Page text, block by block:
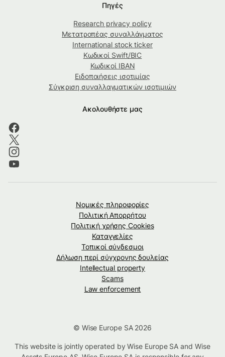
Πηγές
Research privacy policy
Μετατροπέας συναλλάγματος
International stock ticker
Κωδικοί Swift/BIC
Κωδικοί IBAN
Ειδοποιήσεις ισοτιμίας
Σύγκριση συναλλαγματικών ισοτιμιών
Ακολουθήστε μας
Νομικές πληροφορίες
Πολιτική Απορρήτου
Πολιτική χρήσης Cookies
Καταγγελίες
Τοπικοί σύνδεσμοι
Δήλωση περί σύγχρονης δουλείας
Intellectual property
Scams
Law enforcement
© Wise Europe SA 2026
This website is jointly operated by Wise Europe SA and Wise